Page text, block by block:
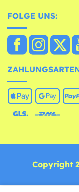
FOLGE UNS:
Copyright